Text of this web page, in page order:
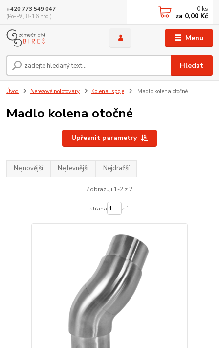
Menu
Hledat
+420 773 549 047
(Po-Pá, 8-16 hod.)
0 ks
za 0,00 Kč
Úvod Nerezové polotovary Kolena, spoje Madlo kolena otočné
Madlo kolena otočné
Upřesnit parametry
Nejnovější Nejlevnější Nejdražší
Zobrazuji 1-2 z 2
strana z 1